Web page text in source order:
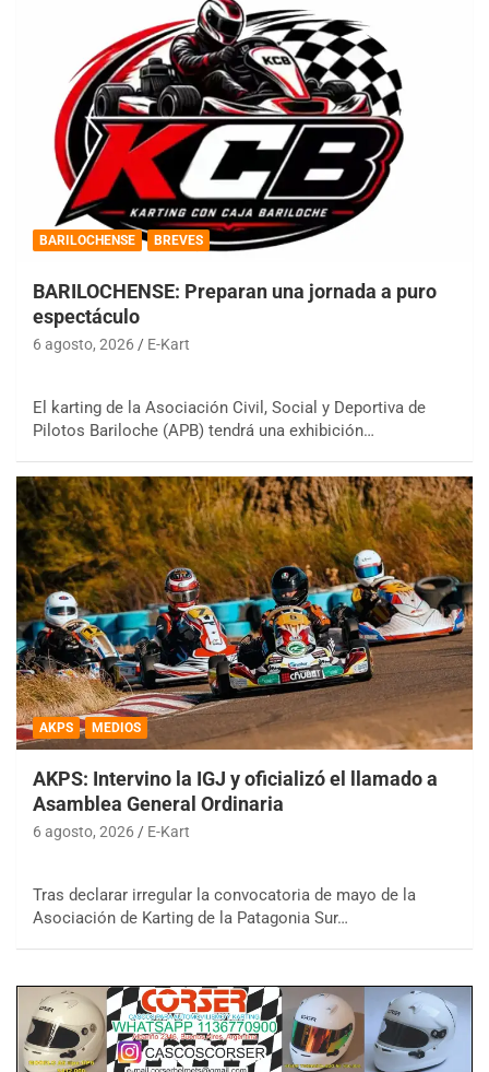
BARILOCHENSE BREVES
BARILOCHENSE: Preparan una jornada a puro
espectáculo
6 agosto, 2026 E-Kart
El karting de la Asociación Civil, Social y Deportiva de
Pilotos Bariloche (APB) tendrá una exhibición…
AKPS MEDIOS
AKPS: Intervino la IGJ y oficializó el llamado a
Asamblea General Ordinaria
6 agosto, 2026 E-Kart
Tras declarar irregular la convocatoria de mayo de la
Asociación de Karting de la Patagonia Sur…